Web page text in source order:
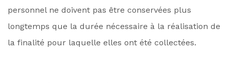
personnel ne doivent pas être conservées plus
longtemps que la durée nécessaire à la réalisation de
la finalité pour laquelle elles ont été collectées.